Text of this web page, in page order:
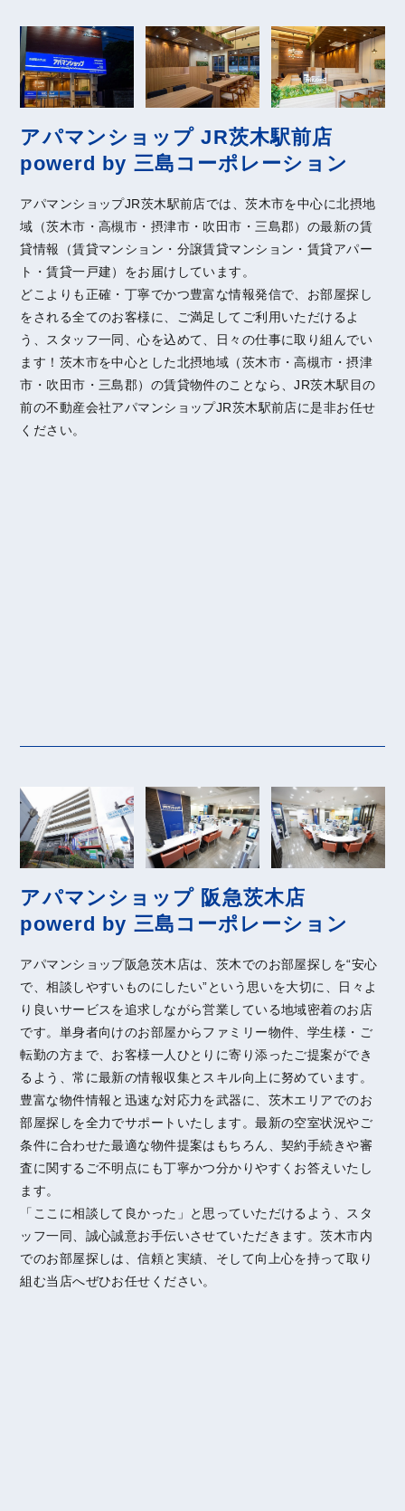
アパマンショップ JR茨木駅前店
powerd by 三島コーポレーション
アパマンショップJR茨木駅前店では、茨木市を中心に北摂地
域（茨木市・高槻市・摂津市・吹田市・三島郡）の最新の賃
貸情報（賃貸マンション・分譲賃貸マンション・賃貸アパー
ト・賃貸一戸建）をお届けしています。
どこよりも正確・丁寧でかつ豊富な情報発信で、お部屋探し
をされる全てのお客様に、ご満足してご利用いただけるよ
う、スタッフ一同、心を込めて、日々の仕事に取り組んでい
ます！茨木市を中心とした北摂地域（茨木市・高槻市・摂津
市・吹田市・三島郡）の賃貸物件のことなら、JR茨木駅目の
前の不動産会社アパマンショップJR茨木駅前店に是非お任せ
ください。
アパマンショップ 阪急茨木店
powerd by 三島コーポレーション
アパマンショップ阪急茨木店は、茨木でのお部屋探しを“安心
で、相談しやすいものにしたい”という思いを大切に、日々よ
り良いサービスを追求しながら営業している地域密着のお店
です。単身者向けのお部屋からファミリー物件、学生様・ご
転勤の方まで、お客様一人ひとりに寄り添ったご提案ができ
るよう、常に最新の情報収集とスキル向上に努めています。
豊富な物件情報と迅速な対応力を武器に、茨木エリアでのお
部屋探しを全力でサポートいたします。最新の空室状況やご
条件に合わせた最適な物件提案はもちろん、契約手続きや審
査に関するご不明点にも丁寧かつ分かりやすくお答えいたし
ます。
「ここに相談して良かった」と思っていただけるよう、スタ
ッフ一同、誠心誠意お手伝いさせていただきます。茨木市内
でのお部屋探しは、信頼と実績、そして向上心を持って取り
組む当店へぜひお任せください。